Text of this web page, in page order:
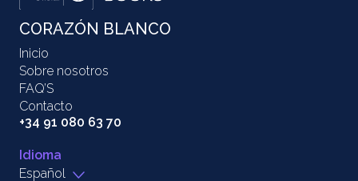
CORAZÓN BLANCO
Inicio
Sobre nosotros
FAQ’S
Contacto
+34 91 080 63 70
Idioma
Español